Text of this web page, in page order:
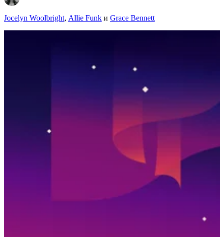
Jocelyn Woolbright, Allie Funk и Grace Bennett